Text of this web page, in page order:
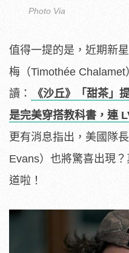
Photo Via
值得一提的是，近期新
梅（Timothée
讀：
《沙丘》「甜茶」
是完美穿搭教科書，連
更有消息指出，美國隊
Evans）也將驚喜出現
道啦！